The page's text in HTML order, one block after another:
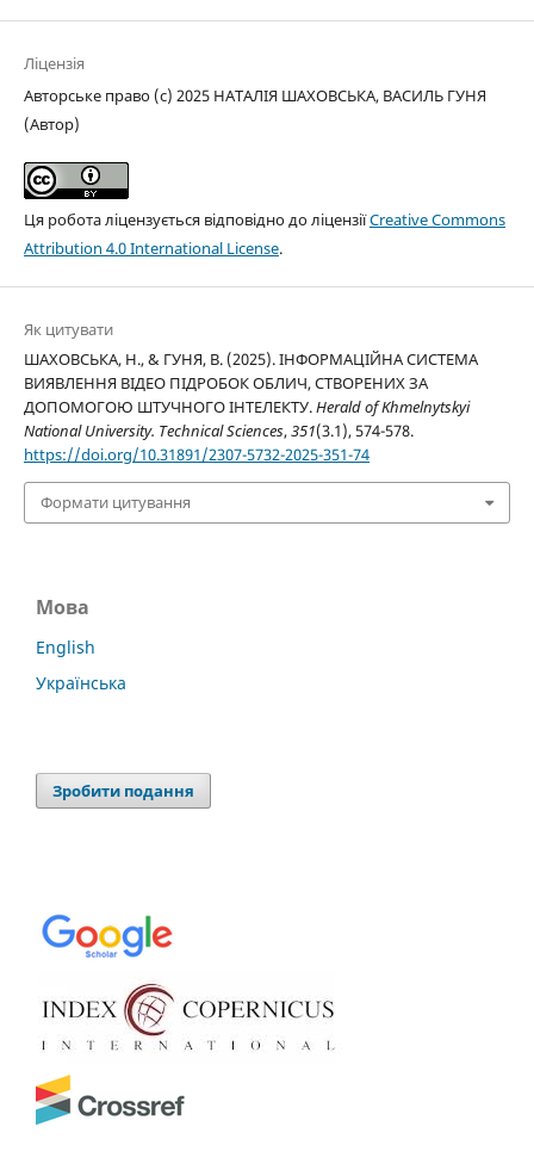
Ліцензія
Авторське право (c) 2025 НАТАЛІЯ ШАХОВСЬКА, ВАСИЛЬ ГУНЯ
(Автор)
Ця робота ліцензується відповідно до ліцензіїCreative Commons
Attribution 4.0 International License.
Як цитувати
ШАХОВСЬКА, Н., & ГУНЯ, В. (2025). ІНФОРМАЦІЙНА СИСТЕМА
ВИЯВЛЕННЯ ВІДЕО ПІДРОБОК ОБЛИЧ, СТВОРЕНИХ ЗА
ДОПОМОГОЮ ШТУЧНОГО ІНТЕЛЕКТУ.Herald of Khmelnytskyi
National University. Technical Sciences,351(3.1), 574-578.
https://doi.org/10.31891/2307-5732-2025-351-74
Формати цитування
Мова
English
Українська
Зробити подання